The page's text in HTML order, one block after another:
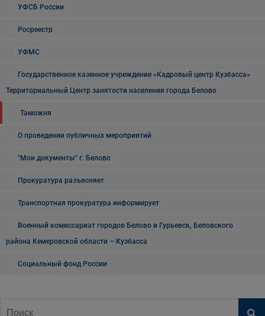
УФСБ России
Росреестр
УФМС
Государственное казенное учреждение «Кадровый центр Кузбасса»
Территориальный Центр занятости населения города Белово
Таможня
О проведении публичных мероприятий
"Мои документы" г. Белово
Прокуратура разъясняет
Транспортная прокуратура информирует
Военный комиссариат городов Белово и Гурьевск, Беловского
района Кемеровской области – Кузбасса
Социальный фонд России